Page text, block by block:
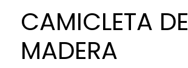
CAMICLETA DE
MADERA